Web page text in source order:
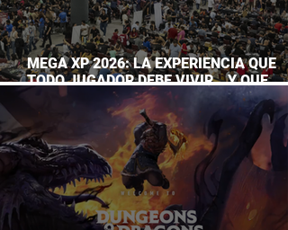
MEGA XP 2026: LA EXPERIENCIA QUE
TODO JUGADOR DEBE VIVIR… Y QUE
AHORA PUEDES DISFRUTAR A TU RITMO